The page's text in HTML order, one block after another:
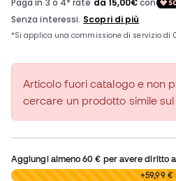
Articolo fuori catalogo e non
cercare un prodotto simile
Aggiungi almeno60 € per avere diritto
0,00 € +59,99 €